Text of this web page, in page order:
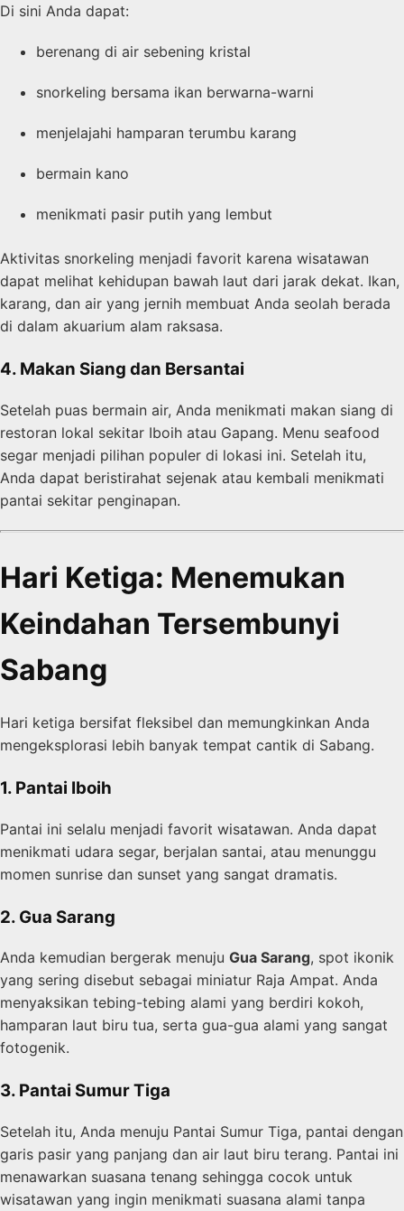
Di sini Anda dapat:
berenang di air sebening kristal
snorkeling bersama ikan berwarna-warni
menjelajahi hamparan terumbu karang
bermain kano
menikmati pasir putih yang lembut
Aktivitas snorkeling menjadi favorit karena wisatawan
dapat melihat kehidupan bawah laut dari jarak dekat. Ikan,
karang, dan air yang jernih membuat Anda seolah berada
di dalam akuarium alam raksasa.
4. Makan Siang dan Bersantai
Setelah puas bermain air, Anda menikmati makan siang di
restoran lokal sekitar Iboih atau Gapang. Menu seafood
segar menjadi pilihan populer di lokasi ini. Setelah itu,
Anda dapat beristirahat sejenak atau kembali menikmati
pantai sekitar penginapan.
Hari Ketiga: Menemukan
Keindahan Tersembunyi
Sabang
Hari ketiga bersifat fleksibel dan memungkinkan Anda
mengeksplorasi lebih banyak tempat cantik di Sabang.
1. Pantai Iboih
Pantai ini selalu menjadi favorit wisatawan. Anda dapat
menikmati udara segar, berjalan santai, atau menunggu
momen sunrise dan sunset yang sangat dramatis.
2. Gua Sarang
Anda kemudian bergerak menuju Gua Sarang, spot ikonik
yang sering disebut sebagai miniatur Raja Ampat. Anda
menyaksikan tebing-tebing alami yang berdiri kokoh,
hamparan laut biru tua, serta gua-gua alami yang sangat
fotogenik.
3. Pantai Sumur Tiga
Setelah itu, Anda menuju Pantai Sumur Tiga, pantai dengan
garis pasir yang panjang dan air laut biru terang. Pantai ini
menawarkan suasana tenang sehingga cocok untuk
wisatawan yang ingin menikmati suasana alami tanpa